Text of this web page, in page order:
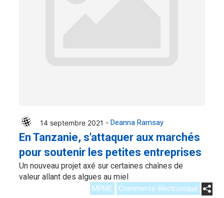
14 septembre 2021 - Deanna Ramsay
En Tanzanie, s'attaquer aux marchés
pour soutenir les petites entreprises
Un nouveau projet axé sur certaines chaînes de
valeur allant des algues au miel
MPME Commerce électronique